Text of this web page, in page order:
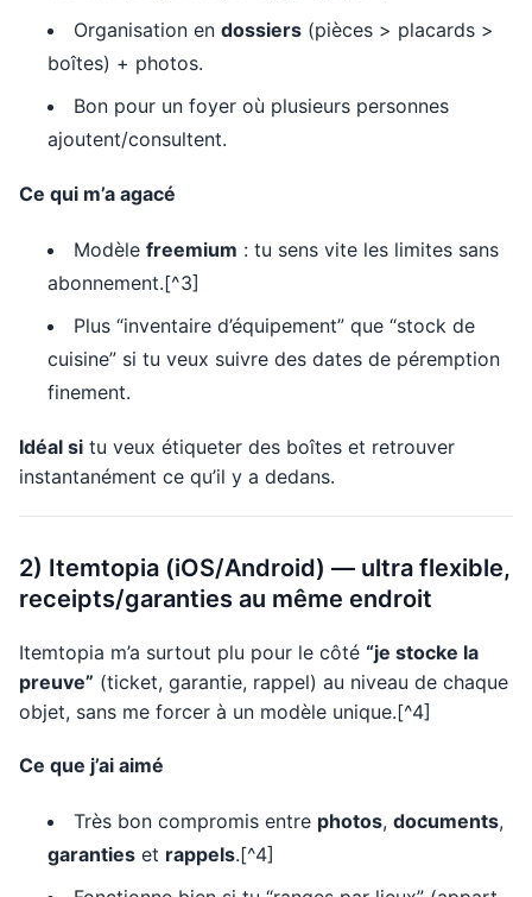
Organisation en dossiers (pièces > placards >
boîtes) + photos.
Bon pour un foyer où plusieurs personnes
ajoutent/consultent.
Ce qui m’a agacé
Modèle freemium : tu sens vite les limites sans
abonnement.[^3]
Plus “inventaire d’équipement” que “stock de
cuisine” si tu veux suivre des dates de péremption
finement.
Idéal si tu veux étiqueter des boîtes et retrouver
instantanément ce qu’il y a dedans.
2) Itemtopia (iOS/Android) — ultra flexible,
receipts/garanties au même endroit
Itemtopia m’a surtout plu pour le côté “je stocke la
preuve” (ticket, garantie, rappel) au niveau de chaque
objet, sans me forcer à un modèle unique.[^4]
Ce que j’ai aimé
Très bon compromis entre photos, documents,
garanties et rappels.[^4]